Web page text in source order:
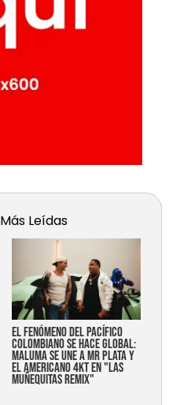
Más Leídas
EL FENÓMENO DEL PACÍFICO
COLOMBIANO SE HACE GLOBAL:
MALUMA SE UNE A MR PLATA Y
EL AMERICANO 4KT EN "LAS
MUÑEQUITAS REMIX"